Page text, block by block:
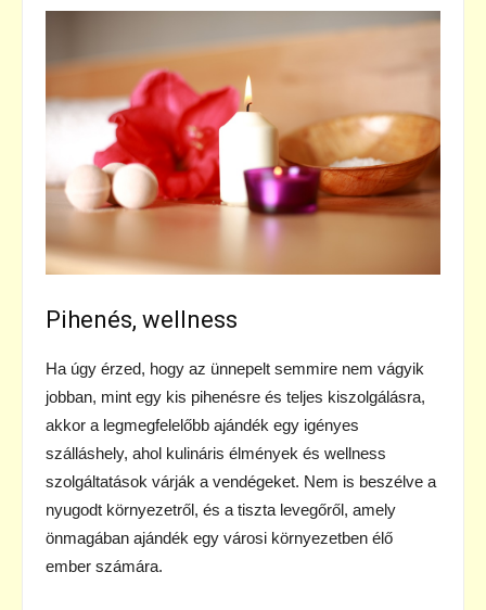
Pihenés, wellness
Ha úgy érzed, hogy az ünnepelt semmire nem vágyik
jobban, mint egy kis pihenésre és teljes kiszolgálásra,
akkor a legmegfelelőbb ajándék egy igényes
szálláshely, ahol kulináris élmények és wellness
szolgáltatások várják a vendégeket. Nem is beszélve a
nyugodt környezetről, és a tiszta levegőről, amely
önmagában ajándék egy városi környezetben élő
ember számára.